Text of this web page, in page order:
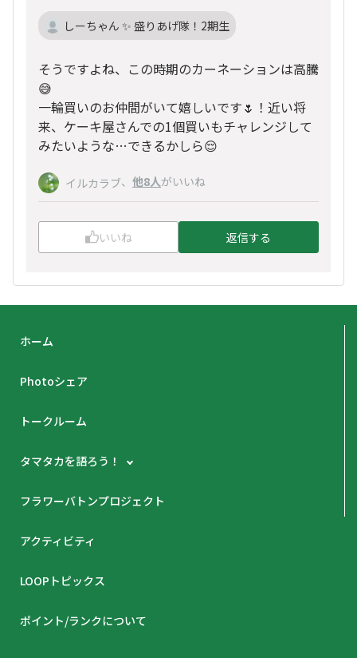
しーちゃん ✨ 盛りあげ隊！2期生
そうですよね、この時期のカーネーションは高騰
😅
一輪買いのお仲間がいて嬉しいです🌷！近い将
来、ケーキ屋さんでの1個買いもチャレンジして
みたいような…できるかしら😌
イルカラブ、 他8人がいいね
いいね 返信する
ホーム
Photoシェア
トークルーム
タマタカを語ろう！
フラワーバトンプロジェクト
アクティビティ
LOOPトピックス
ポイント/ランクについて